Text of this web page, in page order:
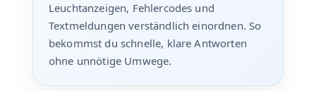
Leuchtanzeigen, Fehlercodes und
Textmeldungen verständlich einordnen. So
bekommst du schnelle, klare Antworten
ohne unnötige Umwege.